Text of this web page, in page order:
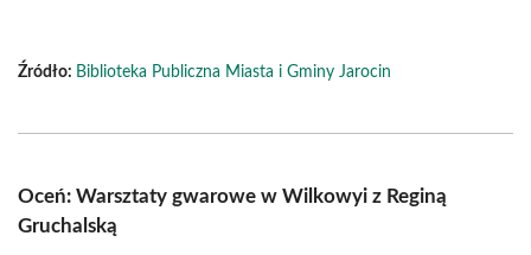
Źródło: Biblioteka Publiczna Miasta i Gminy Jarocin
Oceń: Warsztaty gwarowe w Wilkowyi z Reginą
Gruchalską